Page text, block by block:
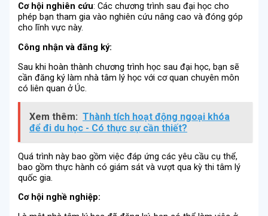
Cơhội nghiên cứu: Các chương trình sau đại học cho
phép bạn tham gia vào nghiên cứu nâng cao và đóng góp
cho lĩnh vực này.
Công nhận và đăng ký:
Sau khi hoàn thành chương trình học sau đại học, bạn sẽ
cần đăng ký làm nhà tâm lý học với cơ quan chuyên môn
có liên quan ở Úc.
Xem thêm: Thành tích hoạt động ngoại khóa
để đi du học - Có thực sự cần thiết?
Quá trình này bao gồm việc đáp ứng các yêu cầu cụ thể,
bao gồm thực hành có giám sát và vượt qua kỳ thi tâm lý
quốc gia.
Cơ hội nghề nghiệp: